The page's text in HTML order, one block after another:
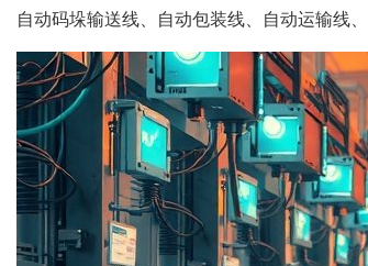
自动码垛输送线、自动包装线、自动运输线